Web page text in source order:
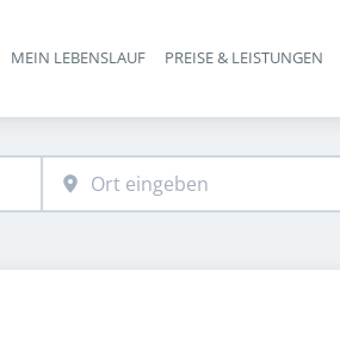
Haupt-Navigation
MEIN LEBENSLAUF PREISE & LEISTUNGEN